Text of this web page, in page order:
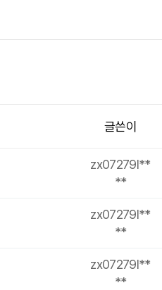
글쓴이
zx07279l**
**
zx07279l**
**
zx07279l**
**